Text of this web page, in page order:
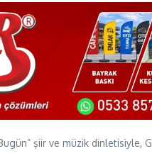
Bugün” şiir ve müzik